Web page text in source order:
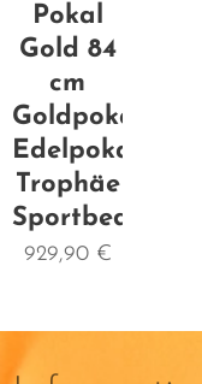
Pokal
Gold 84
cm
Goldpokal
Edelpokal
Trophäe
Sportbedarf
929,90€